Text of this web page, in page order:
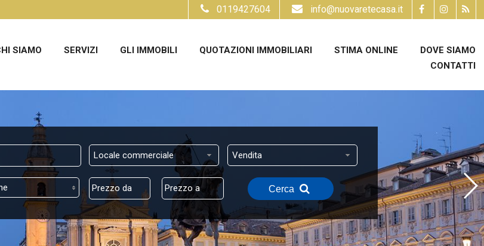
SIAMO SERVIZI GLI IMMOBILI QUOTAZIONI IMMOBILIARI STIMA ONLINE
DOVE SIAMO
CONTATTI
info@nuovaretecasa.it
0119427604
Locale commerciale Vendita
Cerca